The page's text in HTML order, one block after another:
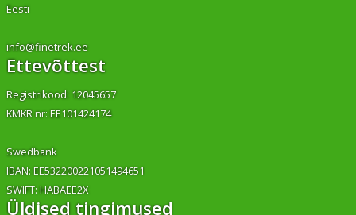
Eesti
info@finetrek.ee
Ettevõttest
Registrikood: 12045657
KMKR nr: EE101424174
Swedbank
IBAN: EE532200221051494651
SWIFT: HABAEE2X
Üldised tingimused